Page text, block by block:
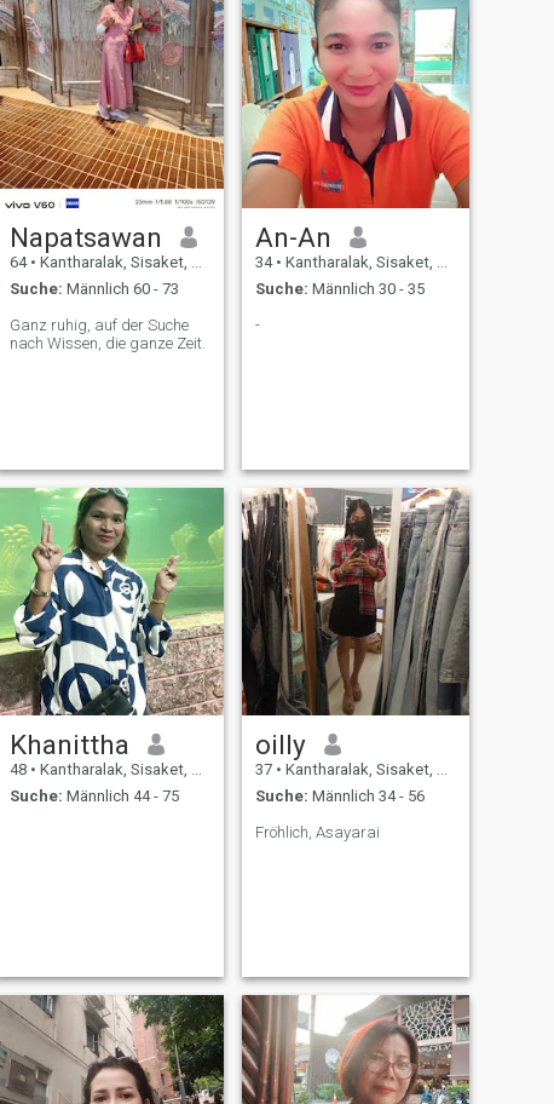
Napatsawan
64 • Kantharalak, Sisaket, Thailand
Suche: Männlich 60 - 73
Ganz ruhig, auf der Suche
nach Wissen, die ganze Zeit.
An-An
34 • Kantharalak, Sisaket, Thailand
Suche: Männlich 30 - 35
-
Khanittha
48 • Kantharalak, Sisaket, Thailand
Suche: Männlich 44 - 75
oilly
37 • Kantharalak, Sisaket, Thailand
Suche: Männlich 34 - 56
Fröhlich, Asayarai